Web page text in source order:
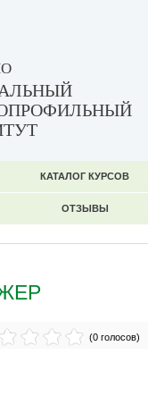
КАТАЛОГ КУРСОВ
ОТЗЫВЫ
(0 голосов)